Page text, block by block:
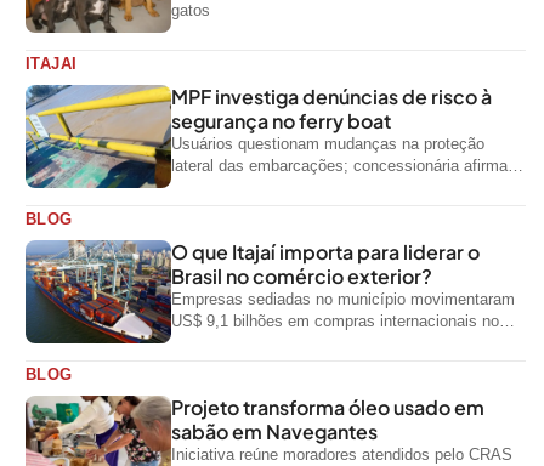
gatos
ITAJAI
MPF investiga denúncias de risco à
segurança no ferry boat
Usuários questionam mudanças na proteção
lateral das embarcações; concessionária afirma
BLOG
O que Itajaí importa para liderar o
Brasil no comércio exterior?
Empresas sediadas no município movimentaram
US$ 9,1 bilhões em compras internacionais no
BLOG
Projeto transforma óleo usado em
sabão em Navegantes
Iniciativa reúne moradores atendidos pelo CRAS